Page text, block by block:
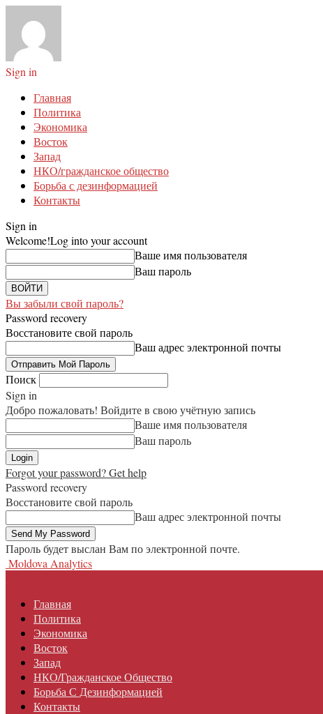
Sign in
Главная
Политика
Экономика
Восток
Запад
НКО/гражданское общество
Борьба с дезинформацией
Контакты
Sign in
Welcome!Log into your account
Ваше имя пользователя
Ваш пароль
Вы забыли свой пароль?
Password recovery
Восстановите свой пароль
Ваш адрес электронной почты
Поиск
Sign in
Добро пожаловать! Войдите в свою учётную запись
Ваше имя пользователя
Ваш пароль
Forgot your password? Get help
Password recovery
Восстановите свой пароль
Ваш адрес электронной почты
Пароль будет выслан Вам по электронной почте.
Moldova Analytics
Главная
Политика
Экономика
Восток
Запад
НКО/гражданское Общество
Борьба С Дезинформацией
Контакты